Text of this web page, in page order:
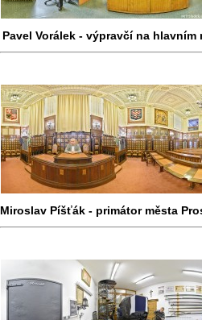
Pavel Vorálek - výpravčí na
Miroslav Píšťák - primátor města